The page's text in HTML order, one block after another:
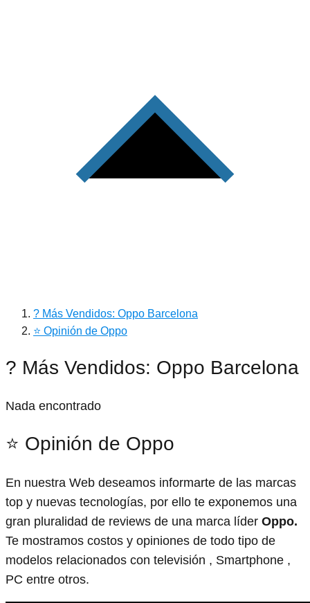
? Más Vendidos: Oppo Barcelona
⭐ Opinión de Oppo
? Más Vendidos: Oppo Barcelona
Nada encontrado
⭐ Opinión de Oppo
En nuestra Web deseamos informarte de las marcas
top y nuevas tecnologías, por ello te exponemos una
gran pluralidad de reviews de una marca líder Oppo.
Te mostramos costos y opiniones de todo tipo de
modelos relacionados con televisión , Smartphone ,
PC entre otros.